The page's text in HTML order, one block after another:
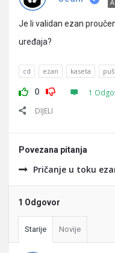
Je li validan ezan
uređaja?
cd ezan kaseta
0 1
DIJELI
Povezana pitanja
Pričanje u toku
1 Odgovor
Starije Novije